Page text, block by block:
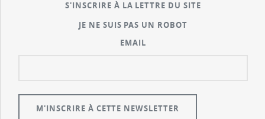
S'INSCRIRE À LA LETTRE DU SITE
JE NE SUIS PAS UN ROBOT
EMAIL